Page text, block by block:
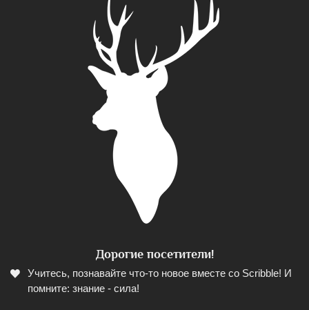
Дорогие посетители!
Учитесь, познавайте что-то новое вместе со Scribble! И
помните: знание - сила!